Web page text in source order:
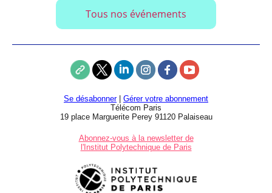
Tous nos événements
Se désabonner| Gérer votre abonnement
Télécom Paris
19 place Marguerite Perey 91120 Palaiseau
Abonnez-vous à la newsletter de
l'Institut Polytechnique de Paris